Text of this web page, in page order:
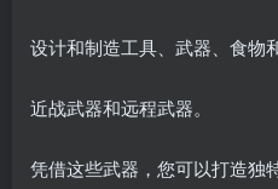
设计和制造工具、武器、食物
近战武器和远程武器。
凭借这些武器，您可以打造独